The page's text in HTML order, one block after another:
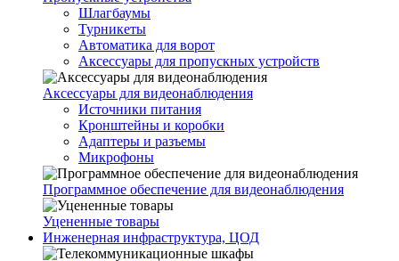
Шлагбаумы
Турникеты
Автоматика для ворот
Аксессуары для пропускных устройств
Аксессуары для видеонаблюдения
Источники питания
Кронштейны и коробки
Адаптеры и разъемы
Микрофоны
Программное обеспечение для видеонаблюдения
Уцененные товары
Инженерная инфраструктура, ЦОД